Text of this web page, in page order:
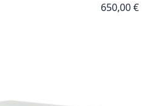
650,00 €